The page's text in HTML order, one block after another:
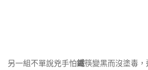
另一組不單說兇手怕鐵筷變黑而沒塗毒